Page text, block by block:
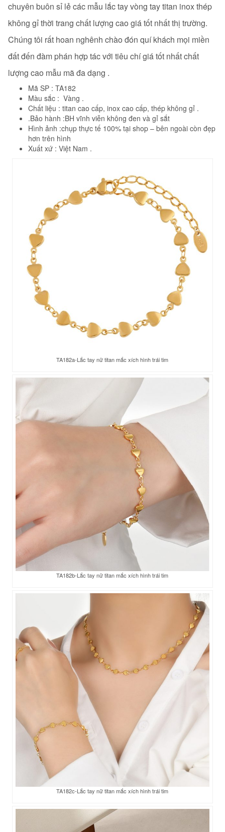
chuyên buôn sỉ lẻ các mẫu lắc tay vòng tay titan inox thép
không gỉ thời trang chất lượng cao giá tốt nhất thị trường.
Chúng tôi rất hoan nghênh chào đón quí khách mọi miền
đất đến đàm phán hợp tác với tiêu chí giá tốt nhất chất
lượng cao mẫu mã đa dạng .
Mã SP : TA182
Màu sắc : Vàng .
Chất liệu : titan cao cấp, inox cao cấp, thép không gỉ .
.Bảo hành :BH vĩnh viễn không đen và gỉ sắt
Hình ảnh :chụp thực tế 100% tại shop – bên ngoài còn đẹp
hơn trên hình
Xuất xứ : Việt Nam .
TA182a-Lắc tay nữ titan mắc xích hình trái tim
TA182b-Lắc tay nữ titan mắc xích hình trái tim
TA182c-Lắc tay nữ titan mắc xích hình trái tim